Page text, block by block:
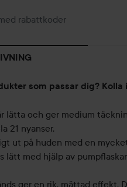
rabattkoder
som passar dig? Kolla
lätta och ger medium
21 nyanser.
ut på huden med en
lätt med hjälp av
ger en rik, mättad effekt.